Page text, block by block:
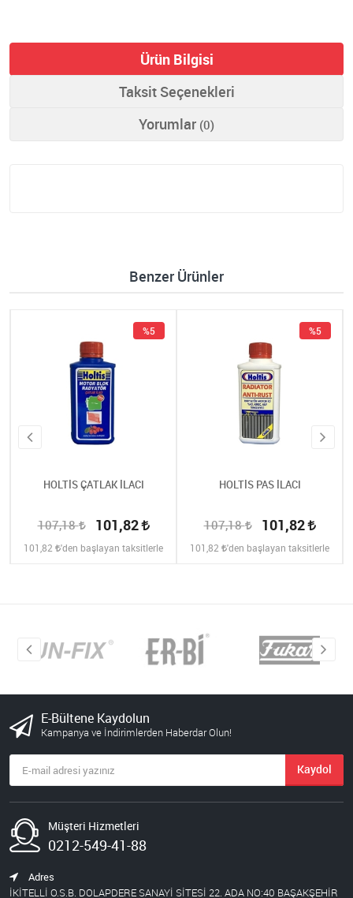
Ürün Bilgisi
Taksit Seçenekleri
Yorumlar (0)
Benzer Ürünler
HOLTİS ÇATLAK İLACI
107,18 101,82
%5
101,82 'den başlayan taksitlerle
HOLTİS PAS İLACI
107,18 101,82
%5
101,82 'den başlayan taksitlerle
E-Bültene Kaydolun
Kampanya ve İndirimlerden Haberdar Olun!
Kaydol
Müşteri Hizmetleri
0212-549-41-88
Adres
İKİTELLİ O.S.B. DOLAPDERE SANAYİ SİTESİ 22. ADA NO:40 BAŞAKŞEHİR